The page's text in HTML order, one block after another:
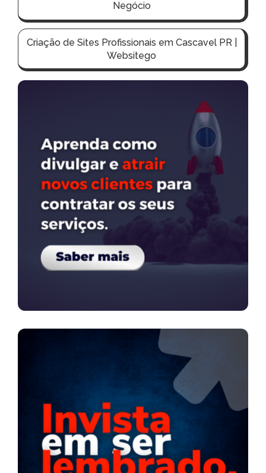
Negócio
Criação de Sites Profissionais em Cascavel PR |
Websitego